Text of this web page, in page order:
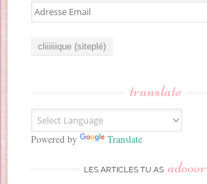
A
d
E
m
a
translate
Powered by Translate
LES ARTICLES TU AS